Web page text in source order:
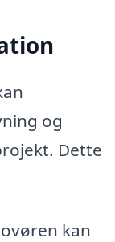
og
Dette
kan